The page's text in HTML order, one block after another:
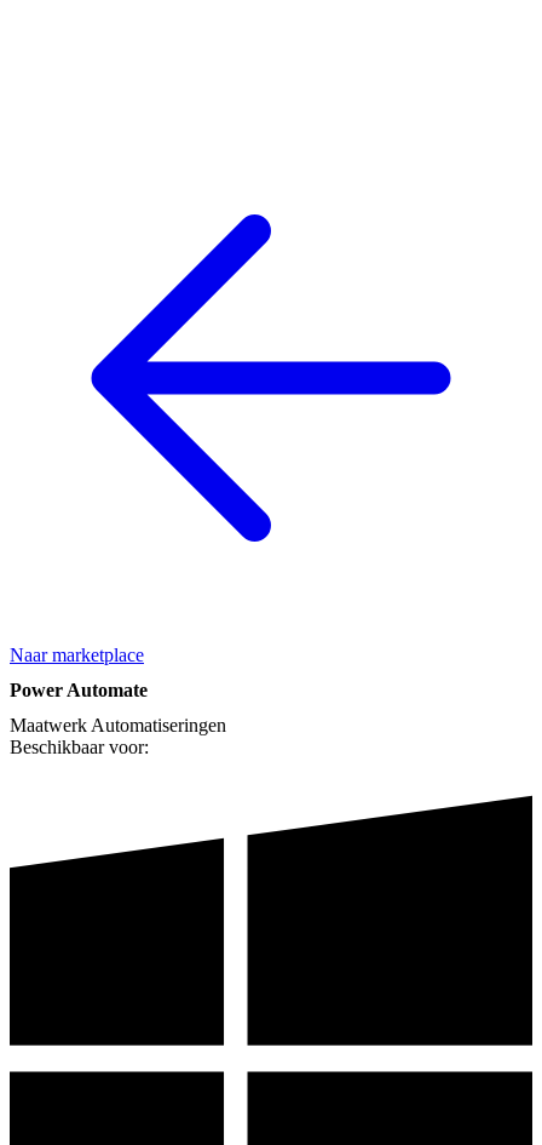
Naar marketplace
Power Automate
Maatwerk Automatiseringen
Beschikbaar voor: